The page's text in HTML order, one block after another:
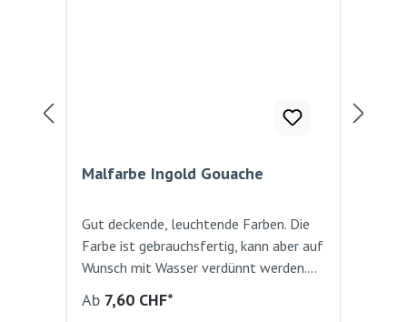
Malfarbe Ingold Gouache
Gut deckende, leuchtende Farben. Die
Farbe ist gebrauchsfertig, kann aber auf
Wunsch mit Wasser verdünnt werden.
Der Flip-Top-Kapselverschluss sorgt
für ein leichtes Auslaufen der Farbe aus
Ab 7,60 CHF*